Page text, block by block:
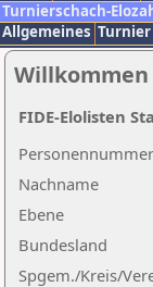
Turnierschach-
Allgemeines Turnier
Willkommen
Nachname
Ebene
Personennummer
Bundesland
Spgem./Kreis/
FIDE-Elolisten